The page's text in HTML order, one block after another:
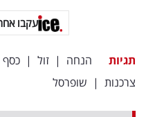
עקבו
תגיות הנחה | זול | כסף
צרכנות | שופרסל